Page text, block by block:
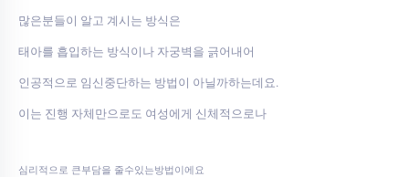
많은분들이 알고 계시는 방식은
태아를 흡입하는 방식이나 자궁벽을 긁어내어
인공적으로 임신중단하는 방법이 아닐까하는데요.
이는 진행 자체만으로도 여성에게 신체적으로나
심리적으로 큰부담을 줄수있는방법이에요